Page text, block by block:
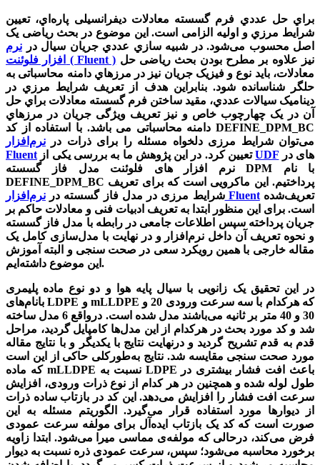
براي حل عددي فرم گسسته معادلات دیفرانسیلی پاره‌اي، تعیین
شرایط مرزي و اولیه الزامی است. این موضوع در بحث ریاضی یک
اصل محسوب می‌شود. در شبیه سازي عددي جریان سیال در نرم
افزار فلوئنت ( Fluent )
معادلات، باید نوع و فیزیک جریان نیز در مرزهاي دامنه محاسباتی به
حلگر شناسانده شود. بنابراین هدف از تعریف شرایط مرزي در
دینامیک سیالات عددي، مقید ساختن فرم گسسته معادلات براي حل
آن در یک چهارچوب خاص و نیز تعریف ویژگی جریان در مرزهاي
دامنه محاسباتی می باشد. با استفاده از کد DEFINE_DPM_BC
می‌توان شرایط مرزی دلخواه مسئله را برای ذرات در نرم‌افزار
Fluent
تعیین کرد. در این پژوهش ما به بررسی یکی ازUDF
نرم افزار های فلوئنت مدل فاز گسسته DPM با نام
DEFINE_DPM_BC پرداختیم. این ماکرویی است که برای تعریف
شرایط مرزی در مدل فاز گسسته درنرم‌افزار Fluentتعریف‌شده
است. برای این منظور ابتدا به تعریف ادبیات فنی و معادلات حاکم بر
جریان پرداخته سپس اطلاعات جامعی در رابطه با مدل فاز گسسته
و نحوه تعریف آن داخل نرم‌افزار و در نهایت با مدل‌سازی کامل یک
مقاله خارجی با همین رویکرد سعی در صحت سنجی و البته آموزش
این موضوع داشته‌ایم.
در این تحقیق یک زانویی با سیال پایه هوا و دو نوع ماده پلیمری
بانام‌های LDPE و mLLDPE که هرکدام با سه سرعت ورودی 20 و
30 و 40 متر بر ثانیه می‌باشند مدل شده است. درواقع 6 مدل ساخته
شد و کد مورد بحث در هرکدام از این مدل‌ها کامپایل گردید، مراحل
قدم‌ به‌ قدم تشریح گردید و درنهایت نتایج با یکدیگر و با نتایج مقاله
مورد صحت سنجی مقایسه شد. نتایج به‌طورکلی حاکی از این است
که ماده mLLDPE نسبت به LDPE باعث افت فشار بیشتری در
طول لوله شده و همچنین در هر کدام از نوع ذرات ورودی، افزایش
سرعت افت فشار را افزایش می‌دهد. این کد در بازتاب ساده ذرات
از دیوارها مورد استفاده قرار می‌گیرد. الگوریتم مسئله به این
صورت است که کد یک بازتاب ایده‌آل برای مولفه‌ سرعت عمودی
فرض می‌کند، درحالی‌ که مولفه‌ی مماسی میرا می‌شود. ابتدا زاویه‌
برخورد محاسبه می‌شود؛ سپس، سرعت عمودی ذره نسبت به دیوار